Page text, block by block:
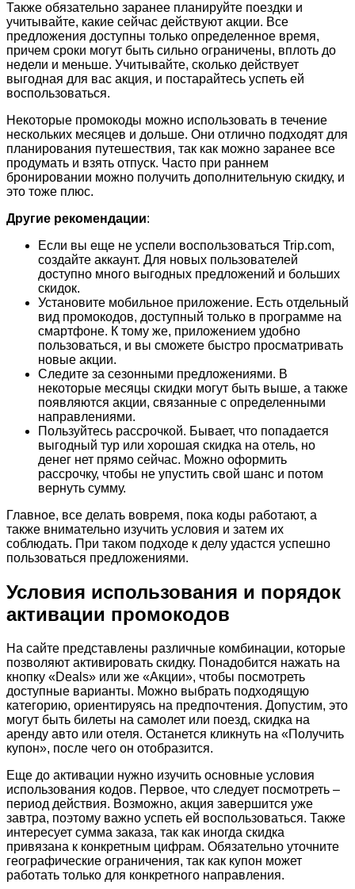
Также обязательно заранее планируйте поездки и
учитывайте, какие сейчас действуют акции. Все
предложения доступны только определенное время,
причем сроки могут быть сильно ограничены, вплоть до
недели и меньше. Учитывайте, сколько действует
выгодная для вас акция, и постарайтесь успеть ей
воспользоваться.
Некоторые промокоды можно использовать в течение
нескольких месяцев и дольше. Они отлично подходят для
планирования путешествия, так как можно заранее все
продумать и взять отпуск. Часто при раннем
бронировании можно получить дополнительную скидку, и
это тоже плюс.
Другие рекомендации:
Если вы еще не успели воспользоваться Trip.com,
создайте аккаунт. Для новых пользователей
доступно много выгодных предложений и больших
скидок.
Установите мобильное приложение. Есть отдельный
вид промокодов, доступный только в программе на
смартфоне. К тому же, приложением удобно
пользоваться, и вы сможете быстро просматривать
новые акции.
Следите за сезонными предложениями. В
некоторые месяцы скидки могут быть выше, а также
появляются акции, связанные с определенными
направлениями.
Пользуйтесь рассрочкой. Бывает, что попадается
выгодный тур или хорошая скидка на отель, но
денег нет прямо сейчас. Можно оформить
рассрочку, чтобы не упустить свой шанс и потом
вернуть сумму.
Главное, все делать вовремя, пока коды работают, а
также внимательно изучить условия и затем их
соблюдать. При таком подходе к делу удастся успешно
пользоваться предложениями.
Условия использования и порядок
активации промокодов
На сайте представлены различные комбинации, которые
позволяют активировать скидку. Понадобится нажать на
кнопку «Deals» или же «Акции», чтобы посмотреть
доступные варианты. Можно выбрать подходящую
категорию, ориентируясь на предпочтения. Допустим, это
могут быть билеты на самолет или поезд, скидка на
аренду авто или отеля. Останется кликнуть на «Получить
купон», после чего он отобразится.
Еще до активации нужно изучить основные условия
использования кодов. Первое, что следует посмотреть –
период действия. Возможно, акция завершится уже
завтра, поэтому важно успеть ей воспользоваться. Также
интересует сумма заказа, так как иногда скидка
привязана к конкретным цифрам. Обязательно уточните
географические ограничения, так как купон может
работать только для конкретного направления.